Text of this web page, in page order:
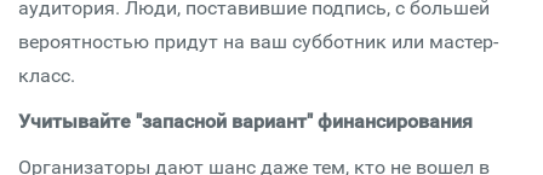
аудитория. Люди, поставившие подпись, с большей
вероятностью придут на ваш субботник или мастер-
класс.
Учитывайте "запасной вариант" финансирования
Организаторы дают шанс даже тем, кто не вошел в